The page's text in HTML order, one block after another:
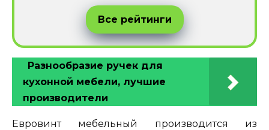
Все рейтинги
Разнообразие ручек для
кухонной мебели, лучшие
производители
Евровинт мебельный производится из